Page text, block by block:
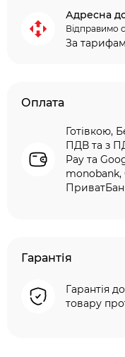
Адресна
Відправимо
За
Оплата
Готівкою,
ПДВ та з
Pay та
monobank,
Гарантія
Гарантія
товару